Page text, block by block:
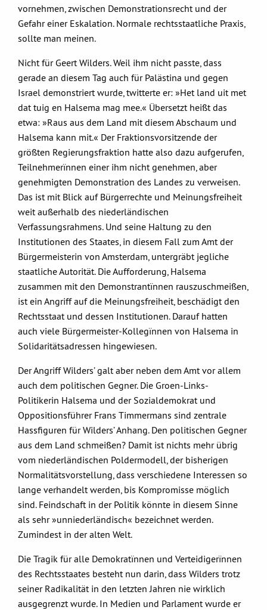
vornehmen, zwischen Demonstrationsrecht und der
Gefahr einer Eskalation. Normale rechtsstaatliche Praxis,
sollte man meinen.
Nicht für Geert Wilders. Weil ihm nicht passte, dass
gerade an diesem Tag auch für Palästina und gegen
Israel demonstriert wurde, twitterte er: »Het land uit met
dat tuig en Halsema mag mee.« Übersetzt heißt das
etwa: »Raus aus dem Land mit diesem Abschaum und
Halsema kann mit.« Der Fraktionsvorsitzende der
größten Regierungsfraktion hatte also dazu aufgerufen,
Teilnehmerïnnen einer ihm nicht genehmen, aber
genehmigten Demonstration des Landes zu verweisen.
Das ist mit Blick auf Bürgerrechte und Meinungsfreiheit
weit außerhalb des niederländischen
Verfassungsrahmens. Und seine Haltung zu den
Institutionen des Staates, in diesem Fall zum Amt der
Bürgermeisterin von Amsterdam, untergräbt jegliche
staatliche Autorität. Die Aufforderung, Halsema
zusammen mit den Demonstrantïnnen rauszuschmeißen,
ist ein Angriff auf die Meinungsfreiheit, beschädigt den
Rechtsstaat und dessen Institutionen. Darauf hatten
auch viele Bürgermeister-Kollegïnnen von Halsema in
Solidaritätsadressen hingewiesen.
Der Angriff Wilders’ galt aber neben dem Amt vor allem
auch dem politischen Gegner. Die Groen-Links-
Politikerin Halsema und der Sozialdemokrat und
Oppositionsführer Frans Timmermans sind zentrale
Hassfiguren für Wilders’ Anhang. Den politischen Gegner
aus dem Land schmeißen? Damit ist nichts mehr übrig
vom niederländischen Poldermodell, der bisherigen
Normalitätsvorstellung, dass verschiedene Interessen so
lange verhandelt werden, bis Kompromisse möglich
sind. Feindschaft in der Politik könnte in diesem Sinne
als sehr »unniederländisch« bezeichnet werden.
Zumindest in der alten Welt.
Die Tragik für alle Demokratïnnen und Verteidigerïnnen
des Rechtsstaates besteht nun darin, dass Wilders trotz
seiner Radikalität in den letzten Jahren nie wirklich
ausgegrenzt wurde. In Medien und Parlament wurde er